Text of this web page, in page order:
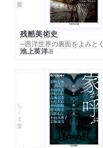
残酷美術史
─西洋世界の裏面をよみとく
池上英洋著
ちくま文庫